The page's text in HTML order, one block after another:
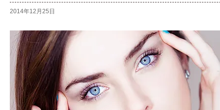
2014年12月25日